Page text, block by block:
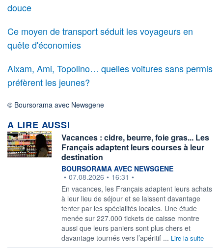
douce
Ce moyen de transport séduit les voyageurs en
quête d'économies
Aixam, Ami, Topolino… quelles voitures sans permis
préfèrent les jeunes?
© Boursorama avec Newsgene
A LIRE AUSSI
Vacances : cidre, beurre, foie gras... Les
Français adaptent leurs courses à leur
destination
information fournie par
BOURSORAMA AVEC NEWSGENE
• 07.08.2026 • 16:31 •
En vacances, les Français adaptent leurs achats
à leur lieu de séjour et se laissent davantage
tenter par les spécialités locales. Une étude
menée sur 227.000 tickets de caisse montre
aussi que leurs paniers sont plus chers et
davantage tournés vers l’apéritif ... Lire la suite